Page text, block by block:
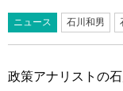
ニュース 石川和男
政策アナリストの